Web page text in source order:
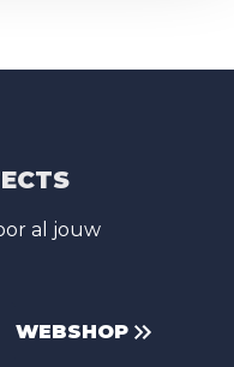
al jouw
WEBSHOP